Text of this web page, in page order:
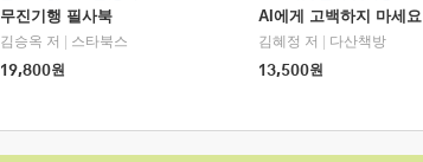
무진기행 필사북
김승옥 저
스타북스
19,800원
AI에게 고백하지 마세요
김혜정 저
다산책방
13,500원